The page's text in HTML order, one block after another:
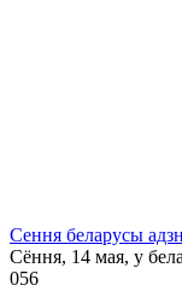
Сення беларусы
Сёння, 14 мая, у
056